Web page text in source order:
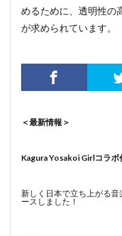
めるために、透明性の
が求められています。
＜最新情報＞
Kagura Yosakoi Girlコラボ
新しく日本で立ち上がる
ースしました！